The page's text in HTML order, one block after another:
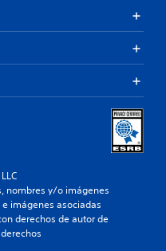
nombres y/o imágenes
imágenes asociadas
derechos de autor de